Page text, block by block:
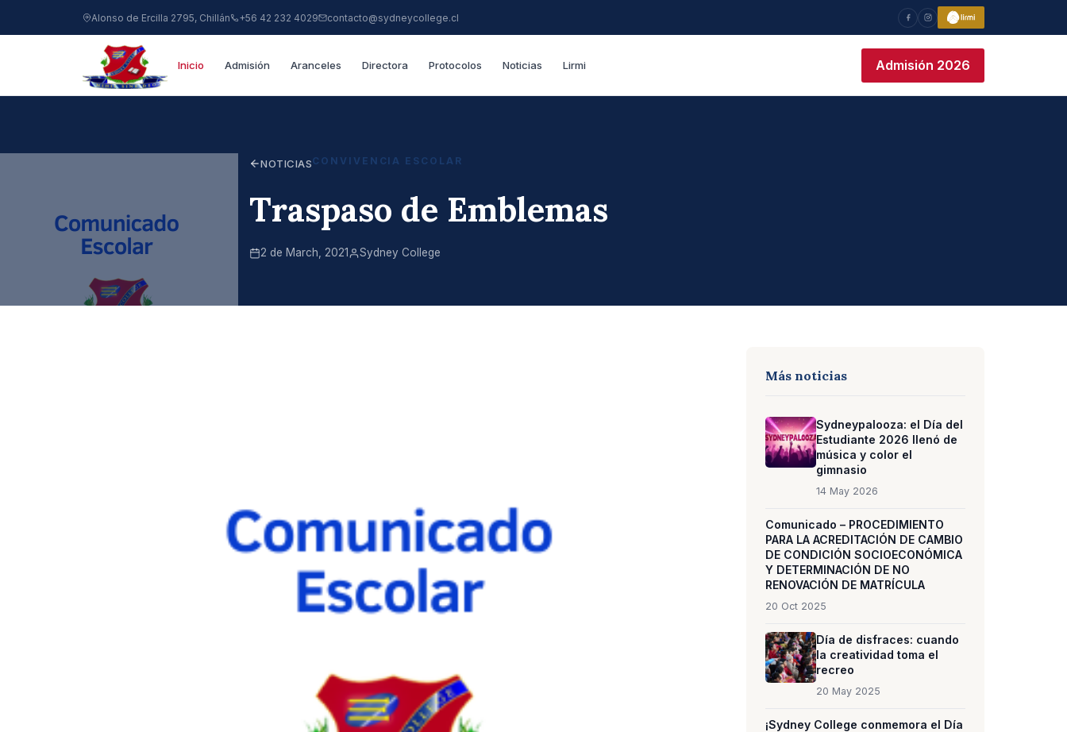
Alonso de Ercilla 2795, Chillán +56 42 232 4029 contacto@sydneycollege.cl
Inicio Admisión Aranceles Directora Protocolos Noticias Lirmi Admisión 2026
NOTICIASCONVIVENCIA ESCOLAR
Traspaso de Emblemas
2 de March, 2021 Sydney College
Más noticias
Sydneypalooza: el Día del
Estudiante 2026 llenó de
música y color el
gimnasio
14 May 2026
Comunicado – PROCEDIMIENTO
PARA LA ACREDITACIÓN DE CAMBIO
DE CONDICIÓN SOCIOECONÓMICA
Y DETERMINACIÓN DE NO
RENOVACIÓN DE MATRÍCULA
20 Oct 2025
Día de disfraces: cuando
la creatividad toma el
recreo
20 May 2025
¡Sydney College conmemora el Día